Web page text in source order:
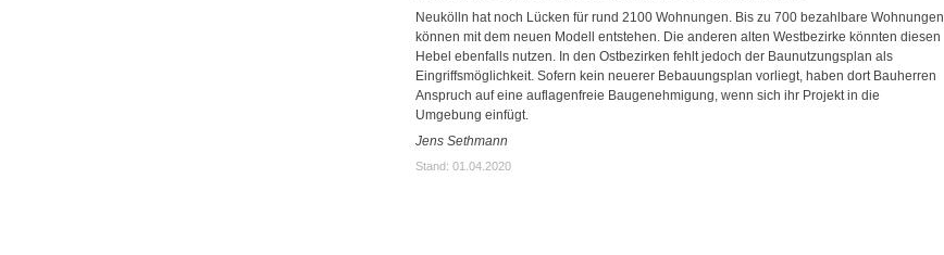
Neukölln hat noch Lücken für rund 2100 Wohnungen. Bis zu 700 bezahlbare Wohnungen
können mit dem neuen Modell entstehen. Die anderen alten Westbezirke könnten diesen
Hebel ebenfalls nutzen. In den Ostbezirken fehlt jedoch der Baunutzungsplan als
Eingriffsmöglichkeit. Sofern kein neuerer Bebauungsplan vorliegt, haben dort Bauherren
Anspruch auf eine auflagenfreie Baugenehmigung, wenn sich ihr Projekt in die
Umgebung einfügt.
Jens Sethmann
Stand: 01.04.2020